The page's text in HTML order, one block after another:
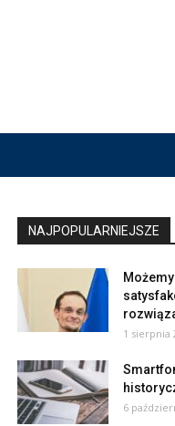
NAJPOPULARNIEJSZE
1 sierpnia
6